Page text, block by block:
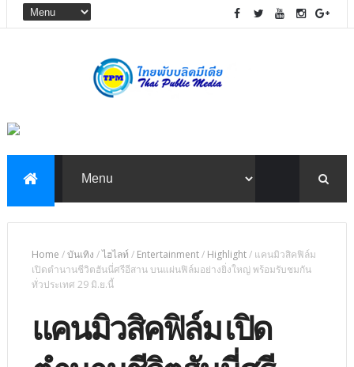
Home /บันเทิง /ไฮไลท์ / Entertainment/ Highlight/ แคนมิวสิคฟิล์ม
เปิดตำนานชีวิตฮันนี่ศรีอีสาน บนแผ่นฟิล์มอย่างยิ่งใหญ่ พร้อมรับชมกัน
ทั่วประเทศ 29 มิ.ย.นี้
แคนมิวสิคฟิล์ม เปิด